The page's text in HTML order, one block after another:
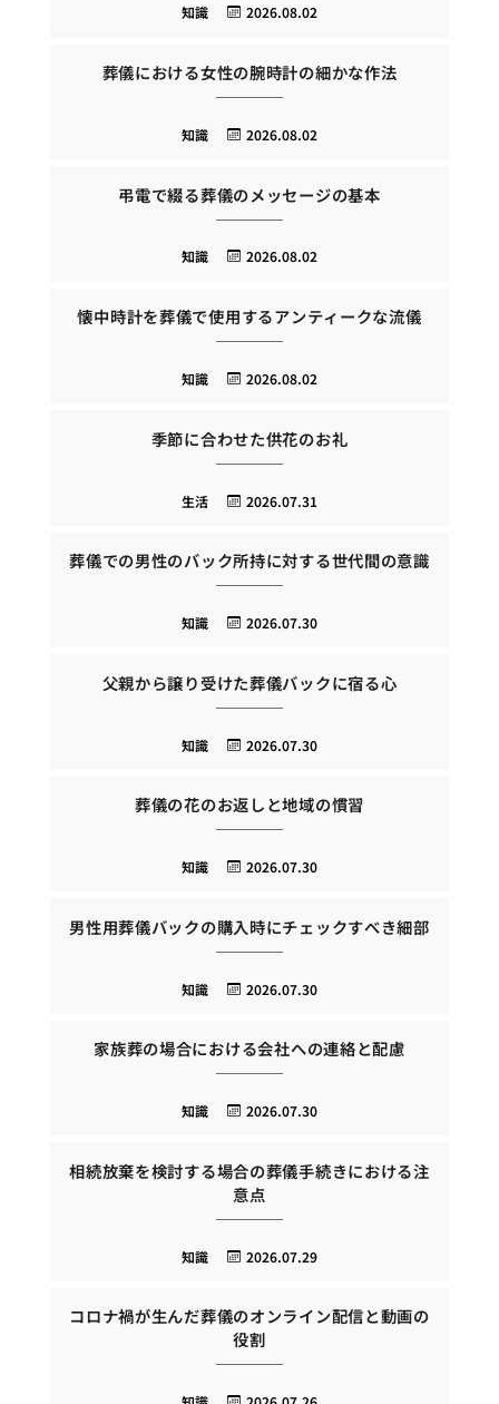
2026.08.02
知識
葬儀における女性の腕時計の細かな作法
2026.08.02
知識
弔電で綴る葬儀のメッセージの基本
2026.08.02
知識
懐中時計を葬儀で使用するアンティークな流儀
2026.08.02
知識
季節に合わせた供花のお礼
2026.07.31
生活
葬儀での男性のバック所持に対する世代間の意識
2026.07.30
知識
父親から譲り受けた葬儀バックに宿る心
2026.07.30
知識
葬儀の花のお返しと地域の慣習
2026.07.30
知識
男性用葬儀バックの購入時にチェックすべき細部
2026.07.30
知識
家族葬の場合における会社への連絡と配慮
2026.07.30
知識
相続放棄を検討する場合の葬儀手続きにおける注
意点
2026.07.29
知識
コロナ禍が生んだ葬儀のオンライン配信と動画の
役割